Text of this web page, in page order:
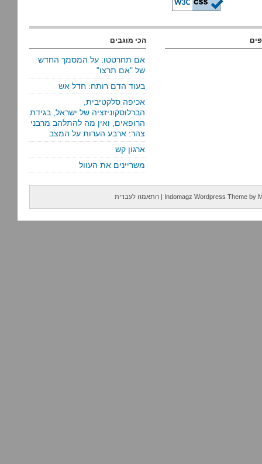
הכי מוגבים
אם תחרטטו: על המסמך החדש
של "אם תרצו"
בעוד הדם רותח: חדל אש
אכיפה סלקטיבית,
הברלוסקוניזציה של ישראל, בגידת
הרופאים, ואין מה להתלהב מרבני
צהר: ארבע הערות על המצב
ארגון קש
משריינים את העוול
Indomagz Wordpress Theme by
| התאמה לעברית